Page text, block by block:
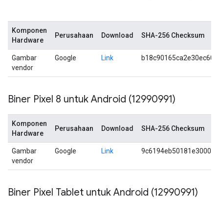
Komponen
Hardware
Perusahaan Download SHA-256 Checksum
Gambar
vendor
Google Link
Biner Pixel 8 untuk Android (12990991)
Komponen
Hardware
Perusahaan Download SHA-256 Checksum
Gambar
vendor
Google Link
Biner Pixel Tablet untuk Android (12990991)